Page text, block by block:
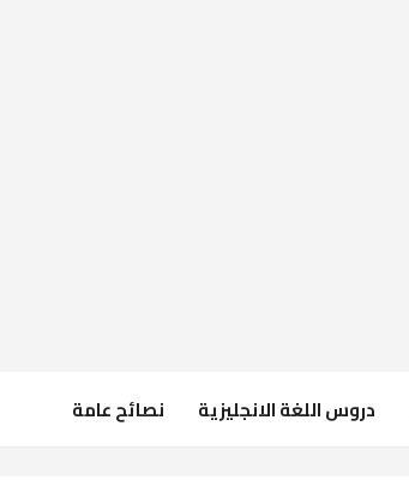
دروس اللغة الانجليزية نصائح عامة